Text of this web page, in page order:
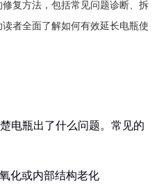
复方法，包括常见问题诊断、拆
者全面了解如何有效延长电瓶使
电瓶出了什么问题。常见的
化或内部结构老化